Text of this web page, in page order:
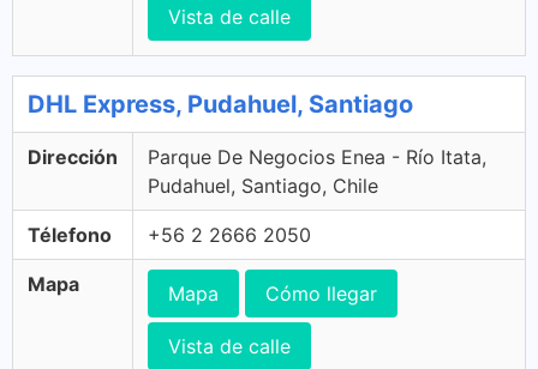
Vista de calle
DHL Express, Pudahuel, Santiago
Dirección
Parque De Negocios Enea - Río Itata,
Pudahuel, Santiago, Chile
Télefono +56 2 2666 2050
Mapa Mapa Cómo llegar
Vista de calle